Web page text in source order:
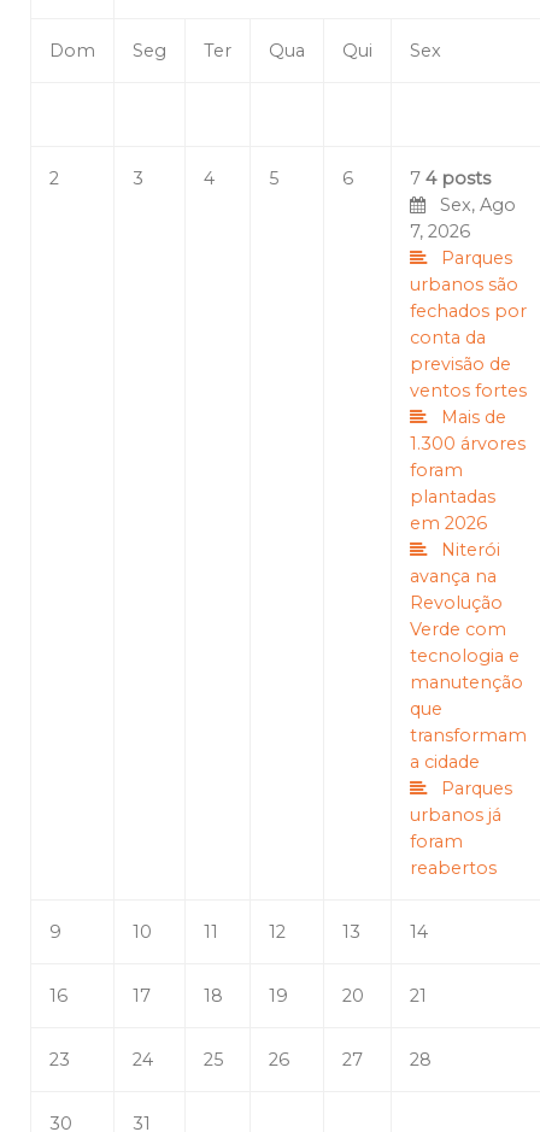
Dom Seg Ter Qua Qui Sex
2 3 4 5 6 7 4 posts
Sex, Ago
7, 2026
Parques
urbanos são
fechados por
conta da
previsão de
ventos fortes
Mais de
1.300 árvores
foram
plantadas
em 2026
Niterói
avança na
Revolução
Verde com
tecnologia e
manutenção
que
transformam
a cidade
Parques
urbanos já
foram
reabertos
9 10 11 12 13 14
16 17 18 19 20 21
23 24 25 26 27 28
30 31